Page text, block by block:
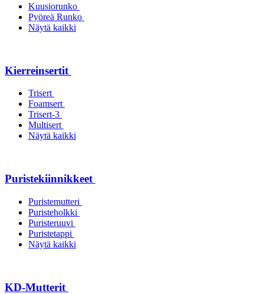
Kuusiorunko
Pyöreä Runko
Näytä kaikki
Kierreinsertit
Trisert
Foamsert
Trisert-3
Multisert
Näytä kaikki
Puristekiinnikkeet
Puristemutteri
Puristeholkki
Puristeruuvi
Puristetappi
Näytä kaikki
KD-Mutterit